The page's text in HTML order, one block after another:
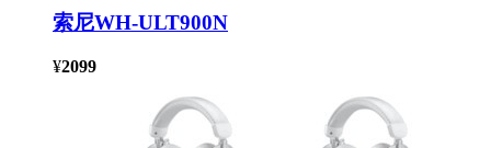
索尼WH-ULT900N
¥2099